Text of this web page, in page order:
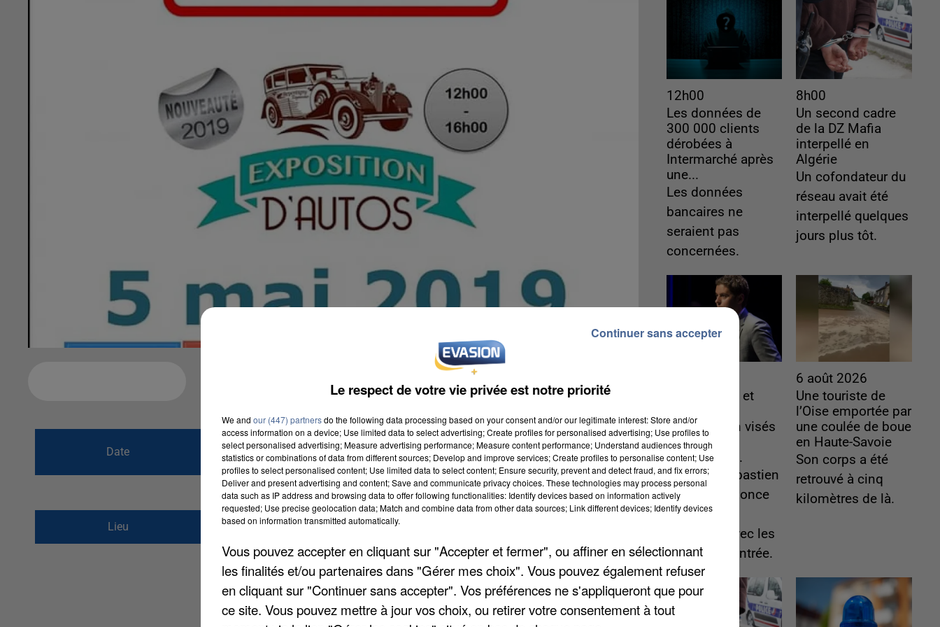
Date
du5 mai 2019 à 9h00
au5 mai 2019 à 19h59
Lieu
Rue des potiers
12h00
Les données de
300 000 clients
dérobées à
Intermarché après
une...
Les données
bancaires ne
seraient pas
concernées.
8h00
Un second cadre
de la DZ Mafia
interpellé en
Algérie
Un cofondateur du
réseau avait été
interpellé quelques
jours plus tôt.
Gabriel Attal et
Glucksmann visés
par des
ingérences...
Sollicité, Sébastien
Lecornu annonce
un "travail
commun" avec les
partis à la rentrée.
6 août 2026
Une touriste de
l’Oise emportée par
une coulée de boue
en Haute-Savoie
Son corps a été
retrouvé à cinq
kilomètres de là.
Le respect de votre vie privée est notre priorité
We and our (447) partnersdo the following data processing based on your consent and/or our legitimate interest: Store and/or
access information on a device; Use limited data to select advertising; Create profiles for personalised advertising; Use profiles to
select personalised advertising; Measure advertising performance; Measure content performance; Understand audiences through
statistics or combinations of data from different sources; Develop and improve services; Create profiles to personalise content; Use
profiles to select personalised content; Use limited data to select content; Ensure security, prevent and detect fraud, and fix errors;
Deliver and present advertising and content; Save and communicate privacy choices. These technologies may process personal
data such as IP address and browsing data to offer following functionalities: Identify devices based on information actively
requested; Use precise geolocation data; Match and combine data from other data sources; Link different devices; Identify devices
based on information transmitted automatically.
Vous pouvez accepter en cliquant sur "Accepter et fermer", ou affiner en sélectionnant
les finalités et/ou partenaires dans "Gérer mes choix". Vous pouvez également refuser
en cliquant sur "Continuer sans accepter". Vos préférences ne s'appliqueront que pour
ce site. Vous pouvez mettre à jour vos choix, ou retirer votre consentement à tout
Continuer sans accepter